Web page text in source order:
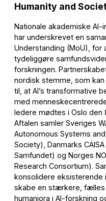
Humanity and
Nationale akademiske AI-
har underskrevet en
Understanding (MoU),
tydeliggøre
forskningen.
nordisk stemme, som
til, at AI’s transformative
med
ledere mødtes i Oslo den
Aftalen samler Sveriges
Autonomous Systems
Society), Danmarks
Samfundet) og Norges
Research Consortium).
konsolidere
skabe en stærkere, fælles
humaniora i AI-forskning